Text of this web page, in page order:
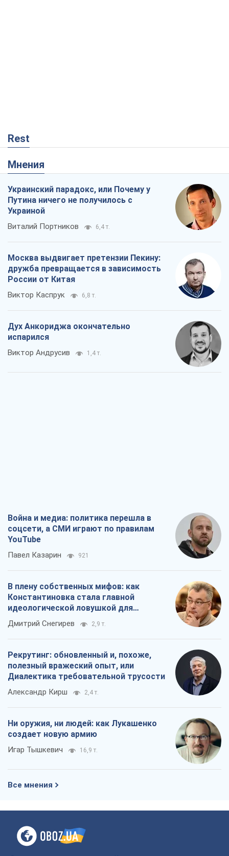
Rest
Мнения
Украинский парадокс, или Почему у
Путина ничего не получилось с
Украиной
Виталий Портников 6,4 т.
Москва выдвигает претензии Пекину:
дружба превращается в зависимость
России от Китая
Виктор Каспрук 6,8 т.
Дух Анкориджа окончательно
испарился
Виктор Андрусив 1,4 т.
Война и медиа: политика перешла в
соцсети, а СМИ играют по правилам
YouTube
Павел Казарин 921
В плену собственных мифов: как
Константиновка стала главной
идеологической ловушкой для
российских оккупантов
Дмитрий Снегирев 2,9 т.
Рекрутинг: обновленный и, похоже,
полезный вражеский опыт, или
Диалектика требовательной трусости
Александр Кирш 2,4 т.
Ни оружия, ни людей: как Лукашенко
создает новую армию
Игар Тышкевич 16,9 т.
Все мнения